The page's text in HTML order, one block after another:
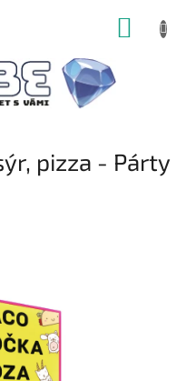
pizza - Párty